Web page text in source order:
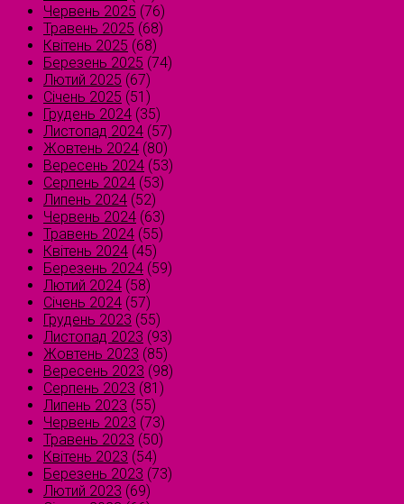
Червень 2025 (76)
Травень 2025 (68)
Квітень 2025 (68)
Березень 2025 (74)
Лютий 2025 (67)
Січень 2025 (51)
Грудень 2024 (35)
Листопад 2024 (57)
Жовтень 2024 (80)
Вересень 2024 (53)
Серпень 2024 (53)
Липень 2024 (52)
Червень 2024 (63)
Травень 2024 (55)
Квітень 2024 (45)
Березень 2024 (59)
Лютий 2024 (58)
Січень 2024 (57)
Грудень 2023 (55)
Листопад 2023 (93)
Жовтень 2023 (85)
Вересень 2023 (98)
Серпень 2023 (81)
Липень 2023 (55)
Червень 2023 (73)
Травень 2023 (50)
Квітень 2023 (54)
Березень 2023 (73)
Лютий 2023 (69)